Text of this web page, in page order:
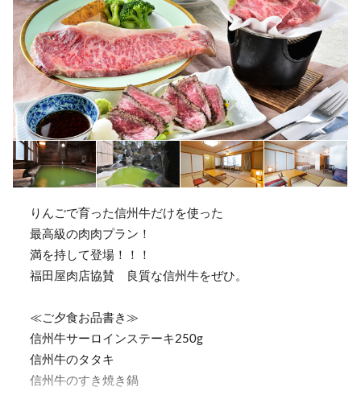
りんごで育った信州牛だけを使った
最高級の肉肉プラン！
満を持して登場！！！
福田屋肉店協賛 良質な信州牛をぜひ。
≪ご夕食お品書き≫
信州牛サーロインステーキ250g
信州牛のタタキ
信州牛のすき焼き鍋